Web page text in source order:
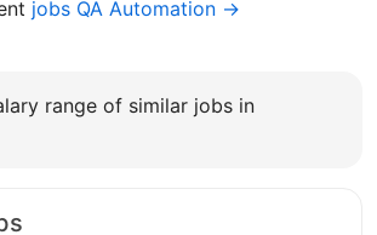
jobs QA Automation →
range of similar jobs in